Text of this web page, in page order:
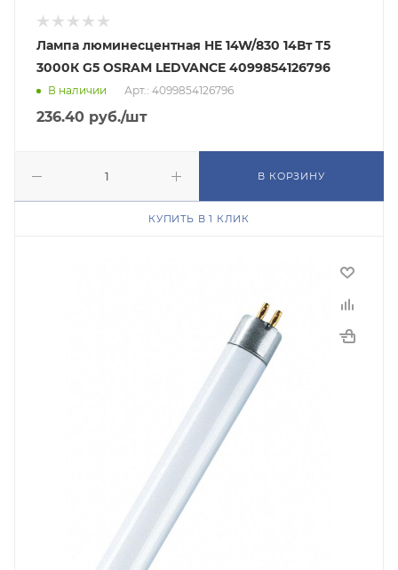
Лампа люминесцентная HE 14W/830 14Вт T5
3000К G5 OSRAM LEDVANCE 4099854126796
В наличии Арт.: 4099854126796
236.40 руб./шт
В КОРЗИНУ
КУПИТЬ В 1 КЛИК